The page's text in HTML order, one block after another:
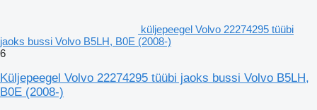
küljepeegel Volvo 22274295 tüübi
jaoks bussi Volvo B5LH, B0E (2008-)
6
Küljepeegel Volvo 22274295 tüübi jaoks bussi Volvo B5LH,
B0E (2008-)